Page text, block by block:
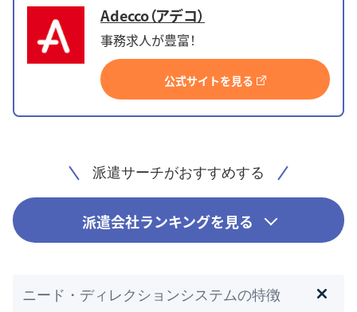
Adecco（アデコ）
事務求人が豊富！
公式サイトを見る
派遣サーチがおすすめする
派遣会社ランキングを見る
ニード・ディレクションシステムの特徴